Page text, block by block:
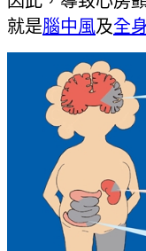
就是腦中風及全